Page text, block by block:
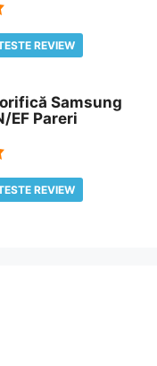
REVIEW
Samsung
EF Pareri
REVIEW